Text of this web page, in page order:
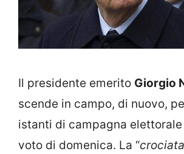
Il presidente emerito Giorgio
scende in campo, di nuovo,
istanti di campagna
voto di domenica. La “